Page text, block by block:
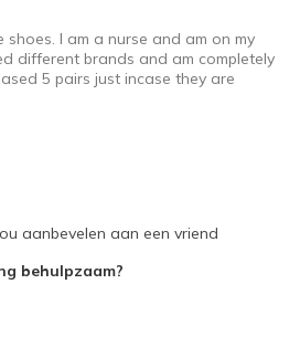
shoes. I am a nurse and am on my
different brands and am completely
5 pairs just incase they are
aanbevelen aan een vriend
behulpzaam?